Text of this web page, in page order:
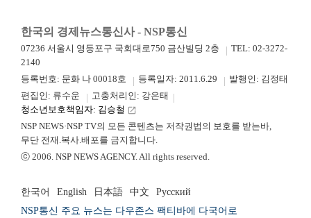
한국의 경제뉴스통신사 - NSP통신
07236 서울시 영등포구 국회대로750 금산빌딩 2층
TEL: 02-3272-
2140
등록번호: 문화 나 00018호
등록일자: 2011.6.29
발행인: 김정태
편집인: 류수운
고충처리인: 강은태
청소년보호책임자: 김승철 launch
NSP NEWS·NSP TV의 모든 콘텐츠는 저작권법의 보호를 받는바,
무단 전재.복사.배포를 금지합니다.
ⓒ 2006. NSP NEWS AGENCY. All rights reserved.
한국어 English 日本語 中文
Русский
NSP통신 주요 뉴스는 다우존스 팩티바에 다국어로